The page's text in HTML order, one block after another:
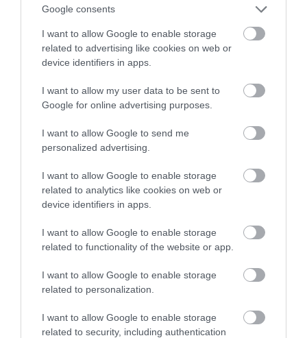
Google consents
I want to allow Google to enable storage
related to advertising like cookies on web or
device identifiers in apps.
I want to allow my user data to be sent to
Google for online advertising purposes.
I want to allow Google to send me
personalized advertising.
I want to allow Google to enable storage
related to analytics like cookies on web or
device identifiers in apps.
I want to allow Google to enable storage
related to functionality of the website or app.
I want to allow Google to enable storage
related to personalization.
I want to allow Google to enable storage
related to security, including authentication
Τριγλυκερίδια: Ποιες τροφές τα αυξάνουν
και τι να βάλετε στο πιάτο σας για την
καλύτερη ρύθμισή τους
18:01